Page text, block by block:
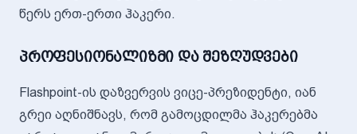
წერს ერთ-ერთი ჰაკერი.
პროფესიონალიზმი და შეზღუდვები
Flashpoint-ის დაზვერვის ვიცე-პრეზიდენტი, იან
გრეი აღნიშნავს, რომ გამოცდილმა ჰაკერებმა